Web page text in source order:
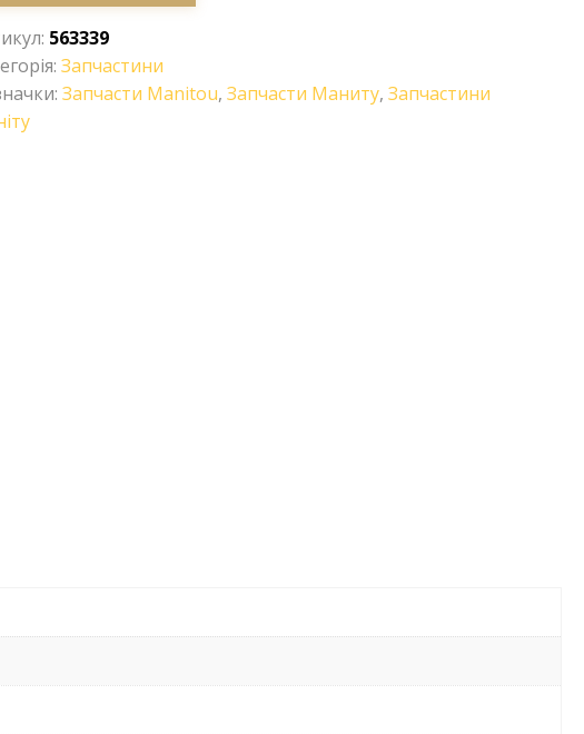
563339
Запчастини
Запчасти Manitou,Запчасти Маниту,Запчастини